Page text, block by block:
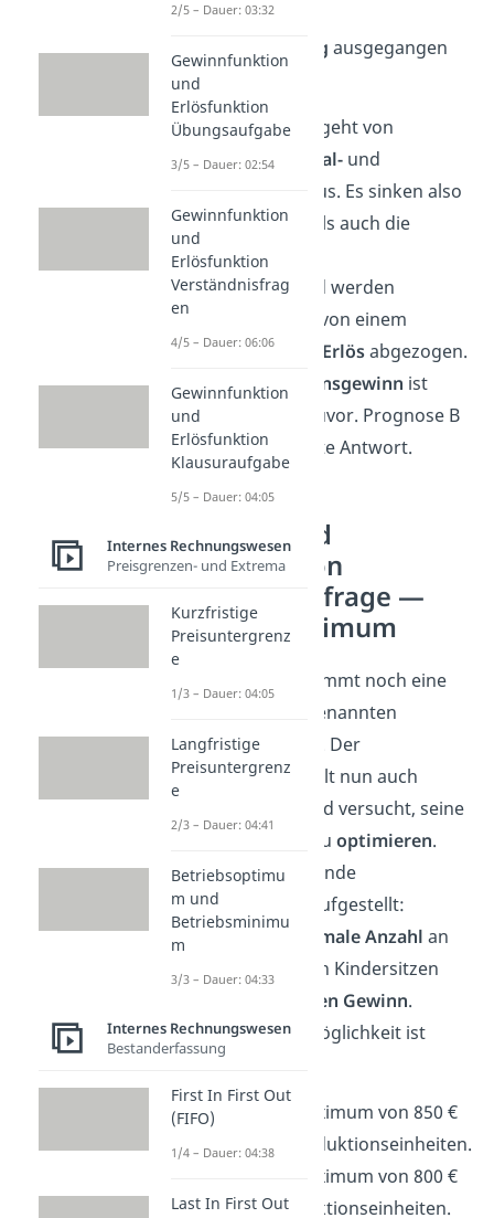
einereindeutigen
Gewinnsteigerung ausgegangen
werden.
Die Vorhersage B geht von
sinkenden Personal-und
aus. Es sinken also
sowohl diefixen
als auch die
variablen Kosten
Dementsprechend werden
geringere Kosten von einem
gleichbleibenden Erlösabgezogen.
Dein
Unternehmensgewinn ist
daher
als zuvor. Prognose B
ist also die korrekte Antwort.
Gewinn- und
Erlösfunktion
Verständnisfrage —
Gewinnmaximum
Zum Abschluss kommt noch eine
Aufgabe zum sogenannten
Gewinnmaximum
. Der
Autohersteller stellt nun auch
Kindersitze her und versucht, seine
dort zu optimieren.
Dafür wurde folgende
Gewinnfunktion aufgestellt:
Berechne die
optimale Anzahl an
zu produzierenden Kindersitzen
maximalen Gewinn.
Welche Antwortmöglichkeit ist
demnach korrekt?
A. Das Gewinnmaximum von 850 €
liegt bei zehn Produktionseinheiten.
B. Das Gewinnmaximum von 800 €
liegt bei 15 Produktionseinheiten.
2/5 – Dauer: 03:32
Gewinnfunktion
und
Erlösfunktion
Übungsaufgabe
3/5 – Dauer: 02:54
Gewinnfunktion
und
Erlösfunktion
Verständnisfrag
en
4/5 – Dauer: 06:06
Gewinnfunktion
und
Erlösfunktion
Klausuraufgabe
5/5 – Dauer: 04:05
Internes Rechnungswesen
Preisgrenzen- und Extrema
Kurzfristige
Preisuntergrenz
e
1/3 – Dauer: 04:05
Langfristige
Preisuntergrenz
e
2/3 – Dauer: 04:41
Betriebsoptimu
m und
Betriebsminimu
m
3/3 – Dauer: 04:33
Internes Rechnungswesen
Bestanderfassung
First In First Out
(FIFO)
1/4 – Dauer: 04:38
Last In First Out